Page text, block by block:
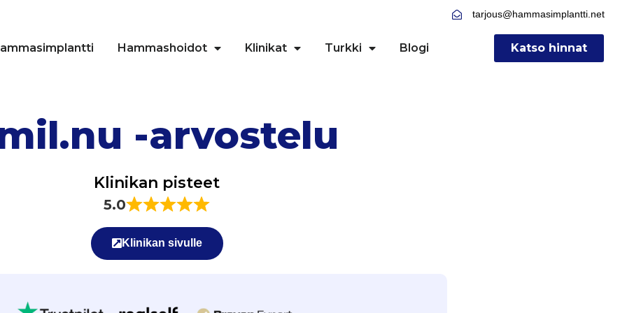
tarjous@hammasimplantti.net
Hammashoidot Klinikat Turkki Blogi Katso hinnat
-arvostelu
Klinikan pisteet
5.0
Klinikan sivulle